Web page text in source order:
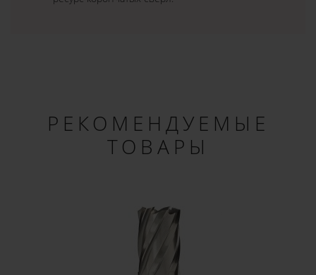
РЕКОМЕНДУЕМЫЕ
ТОВАРЫ